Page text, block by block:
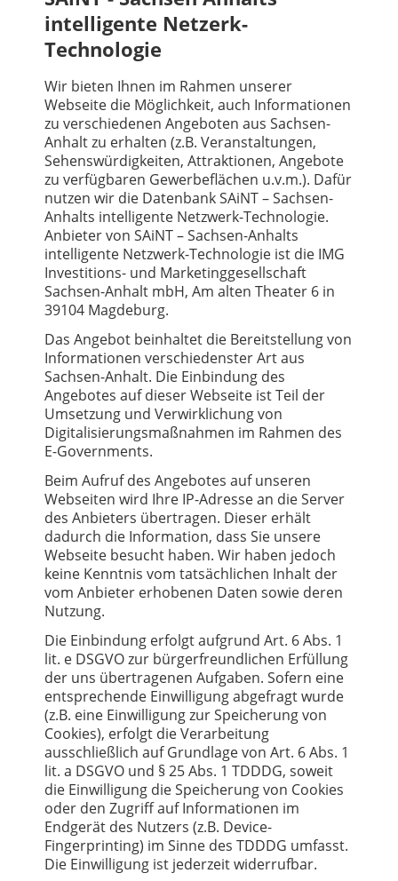
intelligente Netzerk-
Technologie
Wir bieten Ihnen im Rahmen unserer
Webseite die Möglichkeit, auch Informationen
zu verschiedenen Angeboten aus Sachsen-
Anhalt zu erhalten (z.B. Veranstaltungen,
Sehenswürdigkeiten, Attraktionen, Angebote
zu verfügbaren Gewerbeflächen u.v.m.). Dafür
nutzen wir die Datenbank SAiNT – Sachsen-
Anhalts intelligente Netzwerk-Technologie.
Anbieter von SAiNT – Sachsen-Anhalts
intelligente Netzwerk-Technologie ist die IMG
Investitions- und Marketinggesellschaft
Sachsen-Anhalt mbH, Am alten Theater 6 in
39104 Magdeburg.
Das Angebot beinhaltet die Bereitstellung von
Informationen verschiedenster Art aus
Sachsen-Anhalt. Die Einbindung des
Angebotes auf dieser Webseite ist Teil der
Umsetzung und Verwirklichung von
Digitalisierungsmaßnahmen im Rahmen des
E-Governments.
Beim Aufruf des Angebotes auf unseren
Webseiten wird Ihre IP-Adresse an die Server
des Anbieters übertragen. Dieser erhält
dadurch die Information, dass Sie unsere
Webseite besucht haben. Wir haben jedoch
keine Kenntnis vom tatsächlichen Inhalt der
vom Anbieter erhobenen Daten sowie deren
Nutzung.
Die Einbindung erfolgt aufgrund Art. 6 Abs. 1
lit. e DSGVO zur bürgerfreundlichen Erfüllung
der uns übertragenen Aufgaben. Sofern eine
entsprechende Einwilligung abgefragt wurde
(z.B. eine Einwilligung zur Speicherung von
Cookies), erfolgt die Verarbeitung
ausschließlich auf Grundlage von Art. 6 Abs. 1
lit. a DSGVO und § 25 Abs. 1 TDDDG, soweit
die Einwilligung die Speicherung von Cookies
oder den Zugriff auf Informationen im
Endgerät des Nutzers (z.B. Device-
Fingerprinting) im Sinne des TDDDG umfasst.
Die Einwilligung ist jederzeit widerrufbar.